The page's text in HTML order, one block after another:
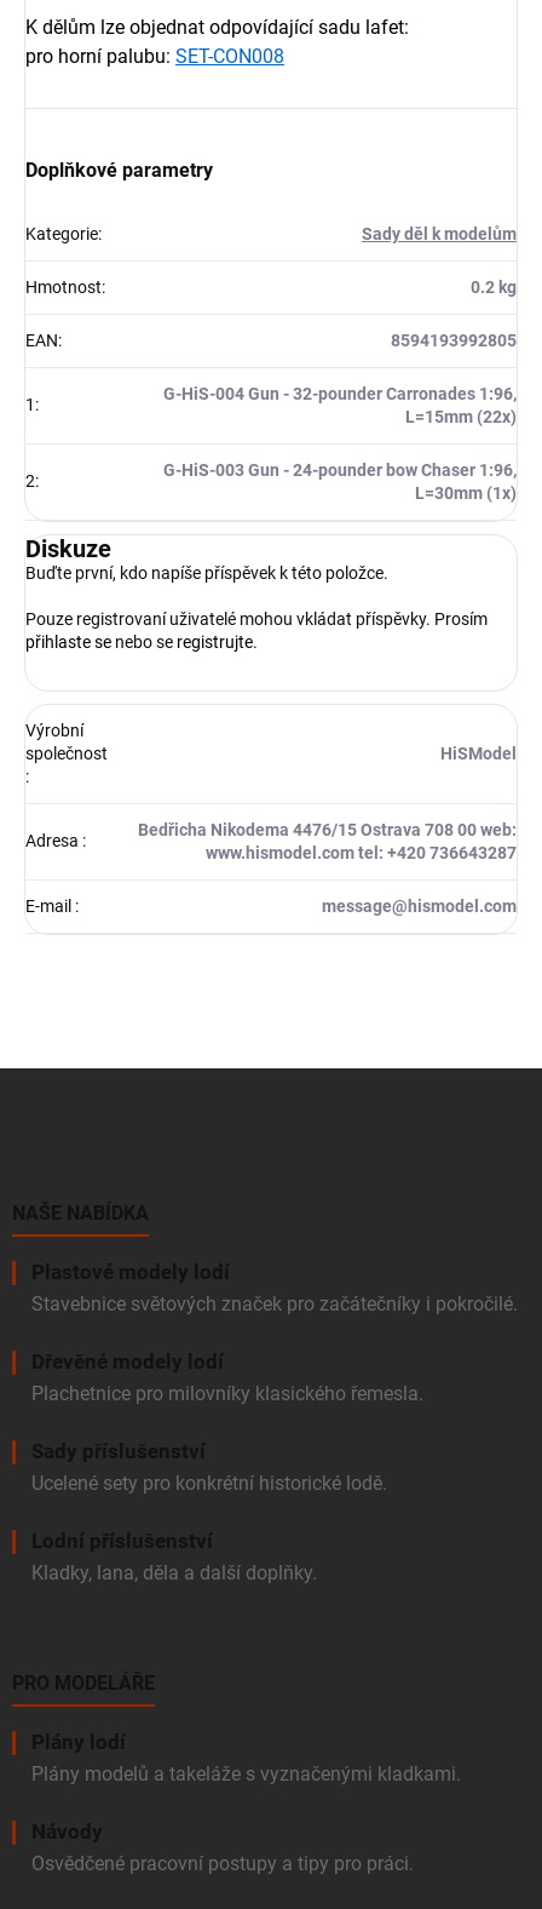
K dělům lze objednat odpovídající sadu lafet:
pro horní palubu: SET-CON008
Doplňkové parametry
Kategorie: Sady děl k modelům
Hmotnost: 0.2 kg
EAN: 8594193992805
1 :
G-HiS-004 Gun - 32-pounder Carronades 1:96,
L=15mm (22x)
2:
G-HiS-003 Gun - 24-pounder bow Chaser 1:96,
L=30mm (1x)
Diskuze
Buďte první, kdo napíše příspěvek k této položce.
Pouze registrovaní uživatelé mohou vkládat příspěvky. Prosím
přihlaste se nebo se registrujte.
Výrobní
společnost
:
HiSModel
Adresa :
Bedřicha Nikodema 4476/15 Ostrava 708 00 web:
www.hismodel.com tel: +420 736643287
E-mail : message@hismodel.com
NAŠE NABÍDKA
Plastové modely lodí
Stavebnice světových značek pro začátečníky i pokročilé.
Dřevěné modely lodí
Plachetnice pro milovníky klasického řemesla.
Sady příslušenství
Ucelené sety pro konkrétní historické lodě.
Lodní příslušenství
Kladky, lana, děla a další doplňky.
PRO MODELÁŘE
Plány lodí
Plány modelů a takeláže s vyznačenými kladkami.
Návody
Osvědčené pracovní postupy a tipy pro práci.